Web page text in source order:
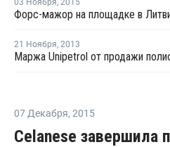
03 Ноября, 2015
21 Ноября, 2013
07 Декабря, 2015
Celanese завершила